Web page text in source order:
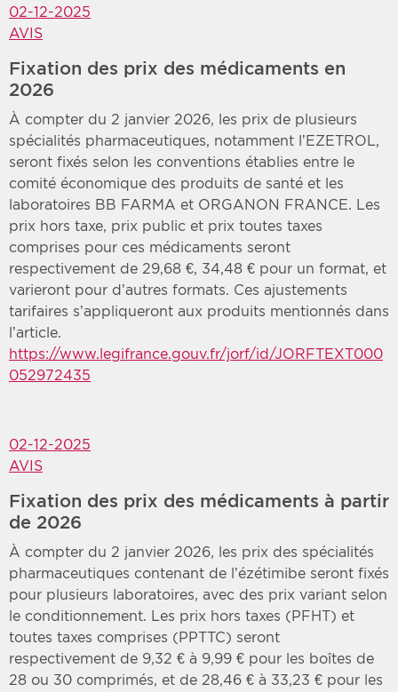
02-12-2025
AVIS
Fixation des prix des médicaments en
2026
À compter du 2 janvier 2026, les prix de plusieurs
spécialités pharmaceutiques, notamment l’EZETROL,
seront fixés selon les conventions établies entre le
comité économique des produits de santé et les
laboratoires BB FARMA et ORGANON FRANCE. Les
prix hors taxe, prix public et prix toutes taxes
comprises pour ces médicaments seront
respectivement de 29,68 €, 34,48 € pour un format, et
varieront pour d’autres formats. Ces ajustements
tarifaires s’appliqueront aux produits mentionnés dans
l’article.
https://www.legifrance.gouv.fr/jorf/id/JORFTEXT000
052972435
02-12-2025
AVIS
Fixation des prix des médicaments à partir
de 2026
À compter du 2 janvier 2026, les prix des spécialités
pharmaceutiques contenant de l’ézétimibe seront fixés
pour plusieurs laboratoires, avec des prix variant selon
le conditionnement. Les prix hors taxes (PFHT) et
toutes taxes comprises (PPTTC) seront
respectivement de 9,32 € à 9,99 € pour les boîtes de
28 ou 30 comprimés, et de 28,46 € à 33,23 € pour les